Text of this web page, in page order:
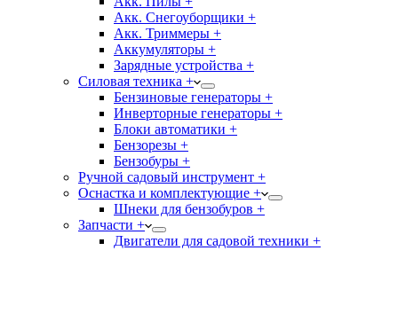
Акк. Снегоуборщики +
Акк. Триммеры +
Аккумуляторы +
Зарядные устройства +
Силовая техника +
Бензиновые генераторы +
Инверторные генераторы +
Блоки автоматики +
Бензорезы +
Бензобуры +
Ручной садовый инструмент +
Оснастка и комплектующие +
Шнеки для бензобуров +
Запчасти +
Двигатели для садовой техники +